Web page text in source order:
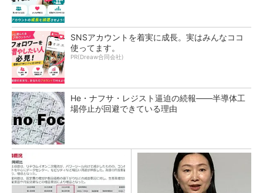
SNSアカウントを着実に成長。実はみんなココ
使ってます。
PR(Dreaw合同会社)
He・ナフサ・レジスト逼迫の続報――半導体工
場停止が回避できている理由